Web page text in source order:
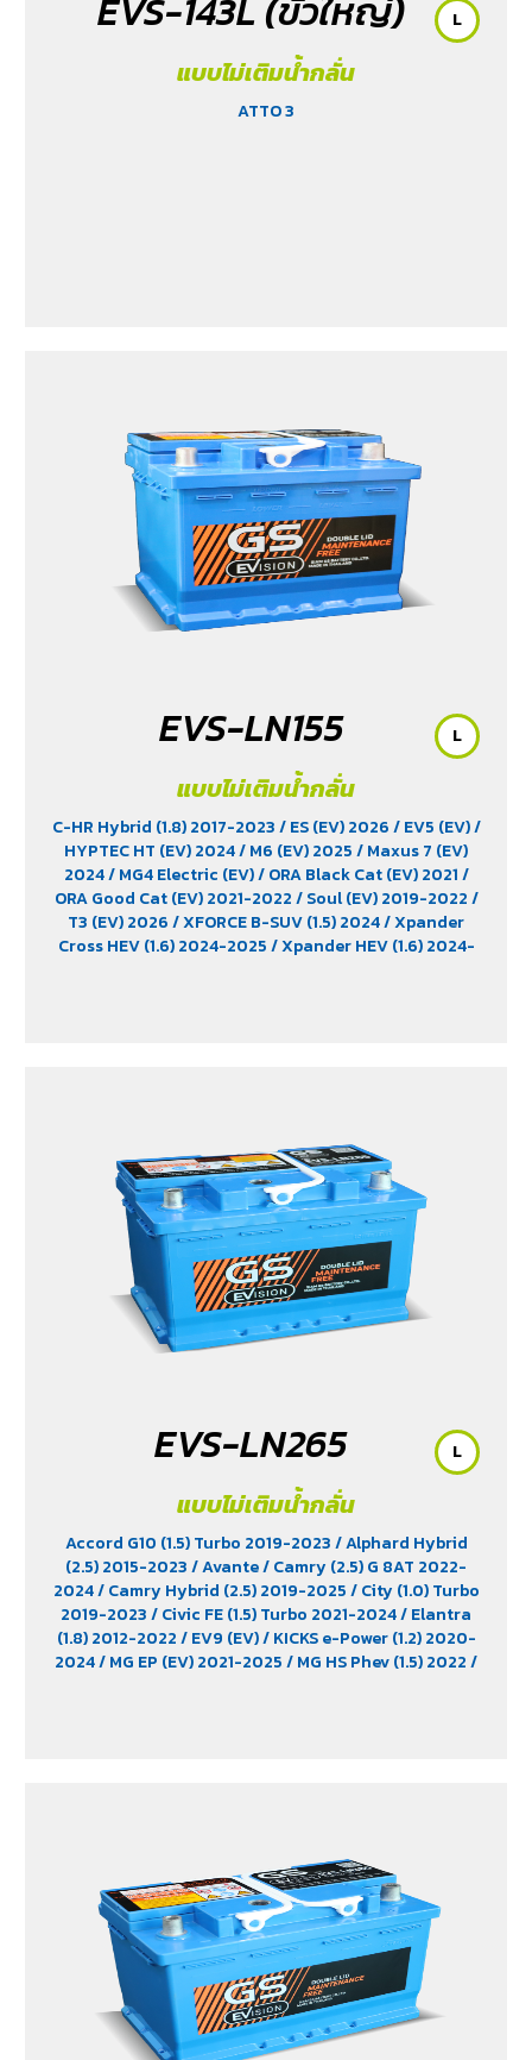
EVS-143L (ขั้วใหญ่)
แบบไม่เติมน้ำกลั่น
ATTO 3
L
EVS-LN155
แบบไม่เติมน้ำกลั่น
C-HR Hybrid (1.8) 2017-2023/ ES (EV) 2026/ EV5 (EV)/
HYPTEC HT (EV) 2024/ M6 (EV) 2025/ Maxus 7 (EV)
2024/ MG4 Electric (EV)/ ORA Black Cat (EV) 2021/
ORA Good Cat (EV) 2021-2022/ Soul (EV) 2019-2022/
T3 (EV) 2026/ XFORCE B-SUV (1.5) 2024/ Xpander
Cross HEV (1.6) 2024-2025/ Xpander HEV (1.6) 2024-
L
EVS-LN265
แบบไม่เติมน้ำกลั่น
Accord G10 (1.5) Turbo 2019-2023/ Alphard Hybrid
(2.5) 2015-2023/ Avante/ Camry (2.5) G 8AT 2022-
2024/ Camry Hybrid (2.5) 2019-2025/ City (1.0) Turbo
2019-2023/ Civic FE (1.5) Turbo 2021-2024/ Elantra
(1.8) 2012-2022/ EV9 (EV)/ KICKS e-Power (1.2) 2020-
2024/ MG EP (EV) 2021-2025/ MG HS Phev (1.5) 2022/
L